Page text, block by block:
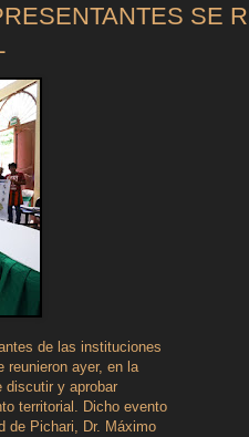
SE
de las instituciones
ayer, en la
discutir y aprobar
territorial. Dicho evento
de Pichari, Dr. Máximo